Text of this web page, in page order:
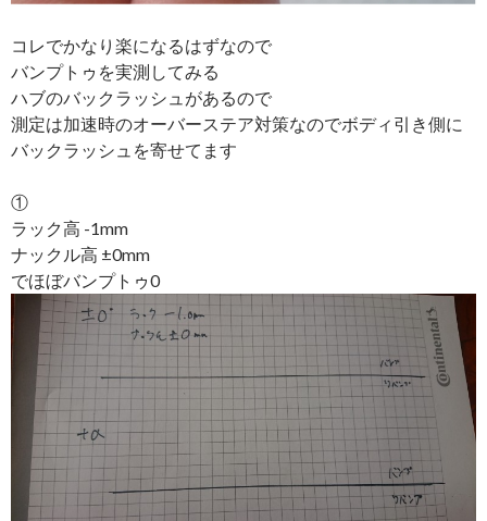
コレでかなり楽になるはずなので
バンプトゥを実測してみる
ハブのバックラッシュがあるので
測定は加速時のオーバーステア対策なのでボディ引き側に
バックラッシュを寄せてます
①
ラック高 -1mm
ナックル高 ±0mm
でほぼバンプトゥ0